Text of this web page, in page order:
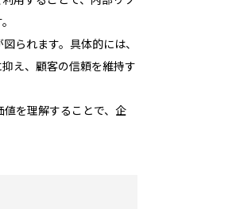
られます。具体的には、
え、顧客の信頼を維持す
を理解することで、企